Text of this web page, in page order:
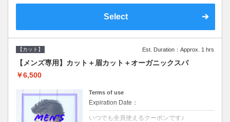
ら修復し美髪へと導く最新4stepトリートメ
ント☆内側からしっかり修復したい方に♪
Select
【カット】 Est. Duration：Approx. 1 hrs
【メンズ専用】カット＋眉カット＋オーガニックスパ
￥6,500
Terms of use
Expiration Date：
いつでも全員使えるクーポンです♪